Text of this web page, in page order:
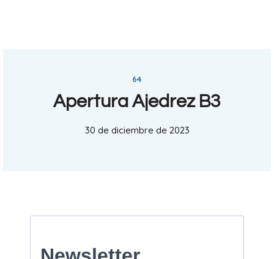
64
Apertura Ajedrez B3
30 de diciembre de 2023